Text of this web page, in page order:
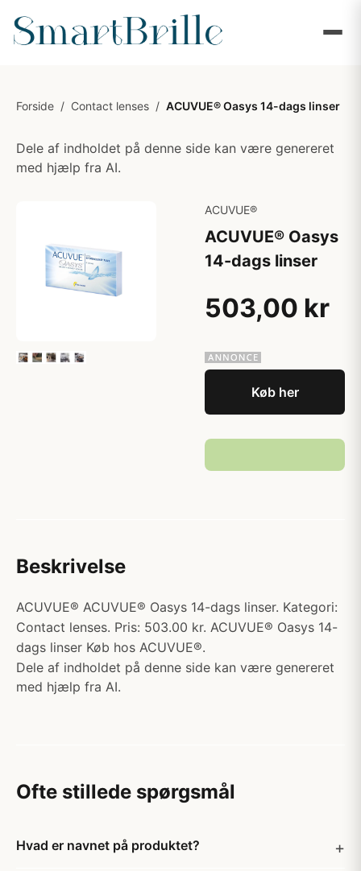
Forside / Contact lenses / ACUVUE® Oasys 14-dags linser
Dele af indholdet på denne side kan være genereret
med hjælp fra AI.
ACUVUE®
ACUVUE® Oasys
14-dags linser
503,00 kr
Køb her
Beskrivelse
ACUVUE® ACUVUE® Oasys 14-dags linser. Kategori:
Contact lenses. Pris: 503.00 kr. ACUVUE® Oasys 14-
dags linser Køb hos ACUVUE®.
Dele af indholdet på denne side kan være genereret
med hjælp fra AI.
Ofte stillede spørgsmål
Hvad er navnet på produktet?